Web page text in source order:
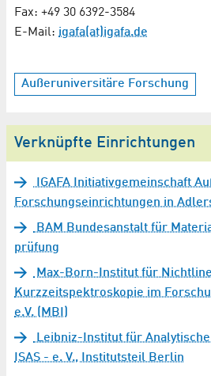
Fax: +49 30 6392-3584
E-Mail: igafa(at)igafa.de
Außeruniversitäre Forschung
Verknüpfte Einrichtungen
IGAFA Initiativgemeinschaft
Forschungseinrichtungen in
BAM Bundesanstalt für
prüfung
Max-Born-Institut für
Kurzzeitspektroskopie im
e.V. (MBI)
Leibniz-Institut für
ISAS - e. V., Institutsteil Berlin